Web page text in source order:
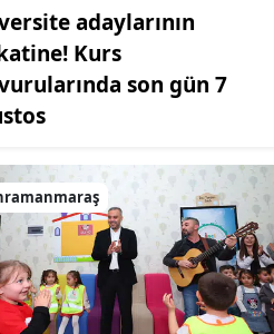
adaylarının
Kurs
son gün 7